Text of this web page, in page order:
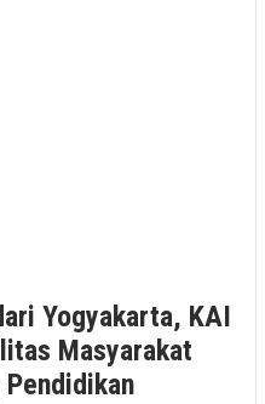
Yogyakarta, KAI
Masyarakat
Pendidikan